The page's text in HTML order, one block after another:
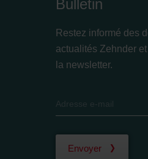
Bulletin
Restez informé des
actualités Zehnder
la newsletter.
Envoyer